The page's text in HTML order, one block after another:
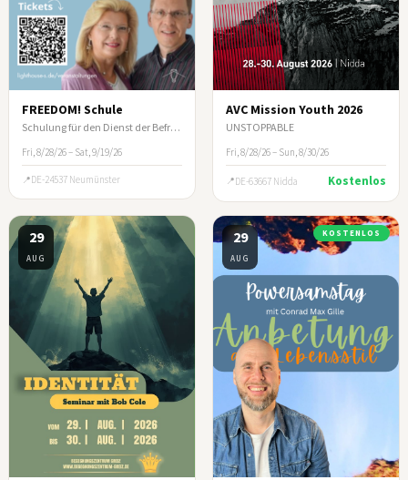
FREEDOM! Schule
Schulung für den Dienst der Befreiung
Fri, 8/28/26 – Sat, 9/19/26
DE-24537 Neumünster
AVC Mission Youth 2026
UNSTOPPABLE
Fri, 8/28/26 – Sun, 8/30/26
DE-63667 Nidda Kostenlos
29
AUG
29
AUG
KOSTENLOS